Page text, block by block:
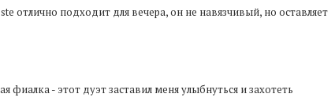
отлично подходит для вечера, он не навязчивый, но оставляет
фиалка - этот дуэт заставил меня улыбнуться и захотеть